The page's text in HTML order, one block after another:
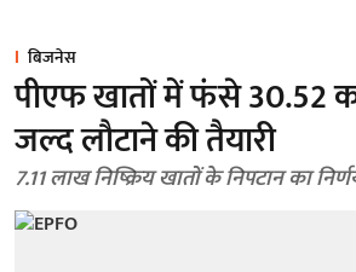
बिजनेस
पीएफ खातों में फंसे 30.52
जल्द लौटाने की तैयारी
7.11 लाख निष्क्रिय खातों के निपटान का